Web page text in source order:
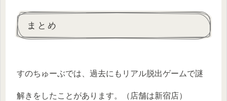
まとめ
すのちゅーぶでは、過去にもリアル脱出ゲームで謎
解きをしたことがあります。（店舗は新宿店）